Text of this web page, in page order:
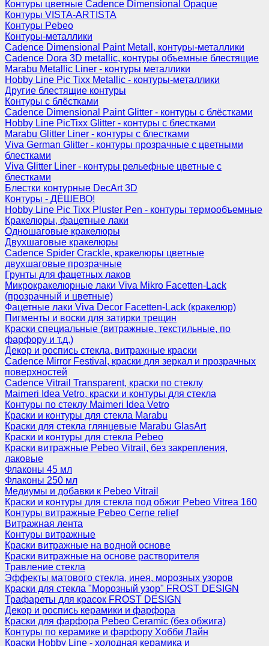
Контуры цветные Cadence Dimensional Opaque
Контуры VISTA-ARTISTA
Контуры Pebeo
Контуры-металлики
Cadence Dimensional Paint Metall, контуры-металлики
Cadence Dora 3D metallic, контуры объемные блестящие
Marabu Metallic Liner - контуры металлики
Hobby Line Pic Tixx Metallic - контуры-металлики
Другие блестящие контуры
Контуры с блёстками
Cadence Dimensional Paint Glitter - контуры с блёстками
Hobby Line PicTixx Glitter - контуры с блестками
Marabu Glitter Liner - контуры с блестками
Viva German Glitter - контуры прозрачные с цветными
блестками
Viva Glitter Liner - контуры рельефные цветные с
блестками
Блестки контурные DecArt 3D
Контуры - ДЁШЕВО!
Hobby Line Pic Tixx Pluster Pen - контуры термообъемные
Кракелюры, фацетные лаки
Одношаговые кракелюры
Двухшаговые кракелюры
Cadence Spider Crackle, кракелюры цветные
двухшаговые прозрачные
Грунты для фацетных лаков
Микрокракелюрные лаки Viva Mikro Facetten-Lack
(прозрачный и цветные)
Фацетные лаки Viva Decor Facetten-Lack (кракелюр)
Пигменты и воски для затирки трещин
Краски специальные (витражные, текстильные, по
фарфору и т.д.)
Декор и роспись стекла, витражные краски
Cadence Mirror Festival, краски для зеркал и прозрачных
поверхностей
Cadence Vitrail Transparent, краски по стеклу
Maimeri Idea Vetro, краски и контуры для стекла
Контуры по стеклу Maimeri Idea Vetro
Краски и контуры для стекла Marabu
Краски для стекла глянцевые Marabu GlasArt
Краски и контуры для стекла Pebeo
Краски витражные Pebeo Vitrail, без закрепления,
лаковые
Флаконы 45 мл
Флаконы 250 мл
Медиумы и добавки к Pebeo Vitrail
Краски и контуры для стекла под обжиг Pebeo Vitrea 160
Контуры витражные Pebeo Cerne relief
Витражная лента
Контуры витражные
Краски витражные на водной основе
Краски витражные на основе растворителя
Травление стекла
Эффекты матового стекла, инея, морозных узоров
Краски для стекла "Морозный узор" FROST DESIGN
Трафареты для красок FROST DESIGN
Декор и роспись керамики и фарфора
Краски для фарфора Pebeo Ceramic (без обжига)
Контуры по керамике и фарфору Хобби Лайн
Краски Hobby Line - холодная керамика и